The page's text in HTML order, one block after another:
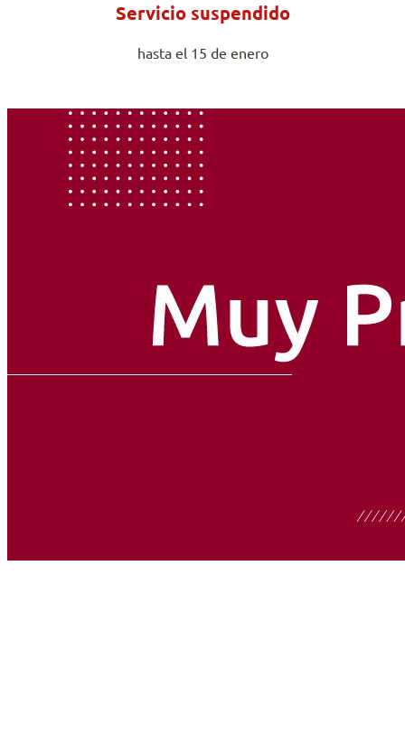
Servicio suspendido
hasta el 15 de enero